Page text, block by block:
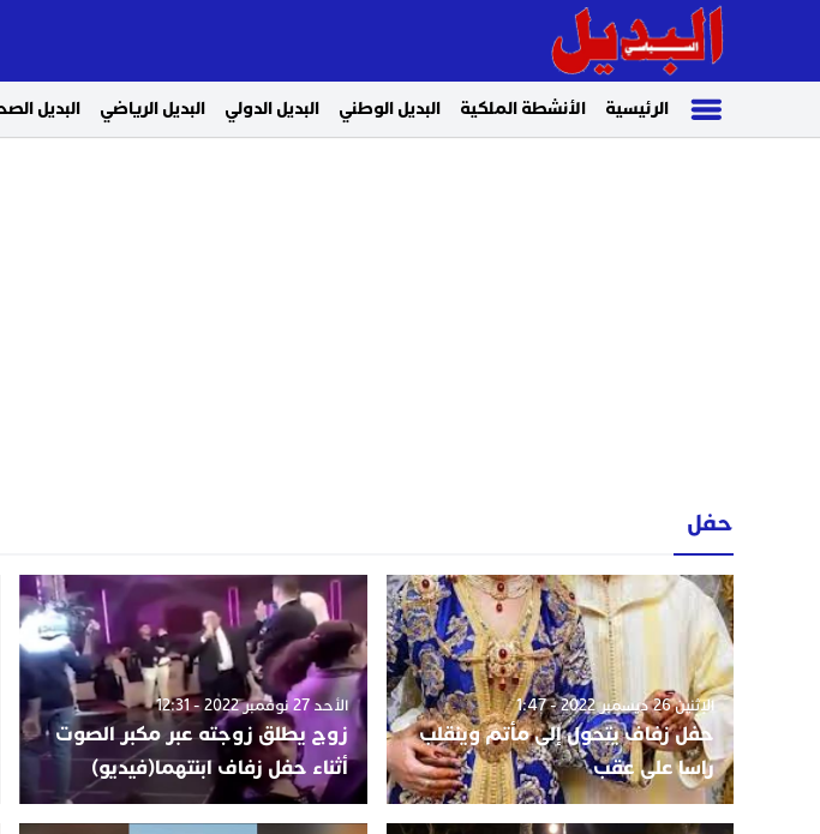
الرئيسية الأنشطة الملكية البديل الوطني البديل الدولي البديل الرياضي البديل
حفل
الإثنين 26 ديسمبر 2022 - 1:47
حفل زفاف يتحول إلى مأتم وينقلب
راسا على عقب
الأحد 27 نوفمبر 2022 - 12:31
زوج يطلق زوجته عبر مكبر الصوت
أثناء حفل زفاف ابنتهما(فيديو)